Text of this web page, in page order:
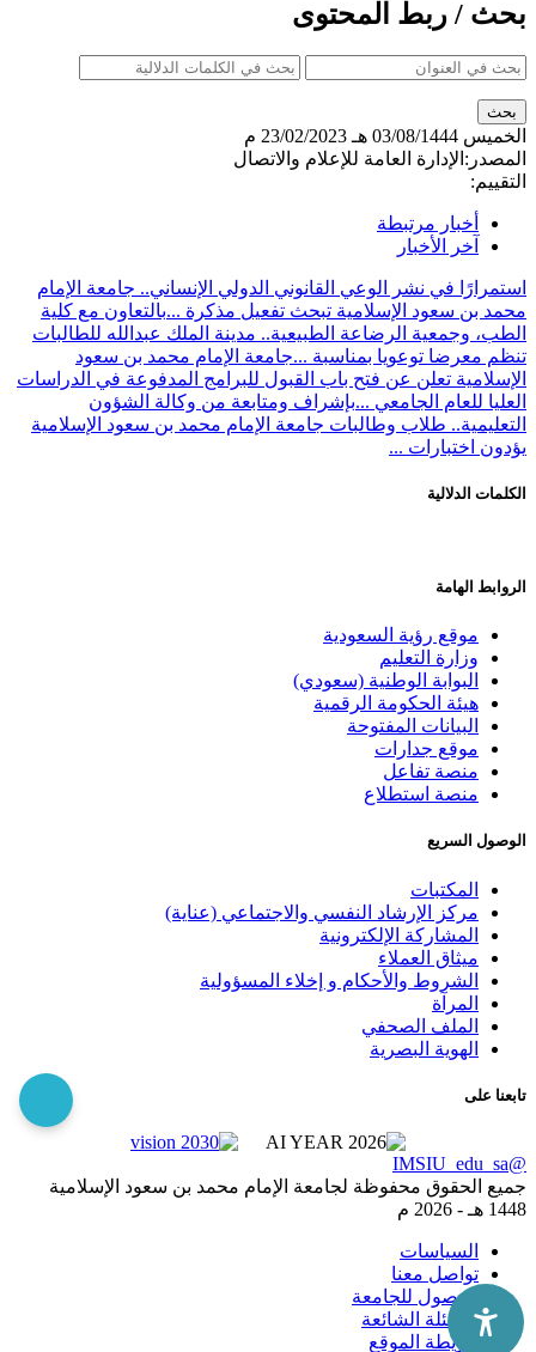
بحث / ربط المحتوى
الخميس 03/08/1444 هـ
23/02/2023 م
المصدر: الإدارة العامة للإعلام والاتصال
التقييم:
أخبار مرتبطة
آخر الأخبار
استمرارًا في نشر الوعي القانوني الدولي الإنساني.. جامعة الإمام
محمد بن سعود الإسلامية تبحث تفعيل مذكرة ...بالتعاون مع كلية
الطب، وجمعية الرضاعة الطبيعية.. مدينة الملك عبدالله للطالبات
تنظم معرضا توعويا بمناسبة ...جامعة الإمام محمد بن سعود
الإسلامية تعلن عن فتح باب القبول للبرامج المدفوعة في الدراسات
العليا للعام الجامعي ...بإشراف ومتابعة من وكالة الشؤون
التعليمية.. طلاب وطالبات جامعة الإمام محمد بن سعود الإسلامية
يؤدون اختبارات ...
الكلمات الدلالية
الروابط الهامة
موقع رؤية السعودية
وزارة التعليم
البوابة الوطنية (سعودي)
هيئة الحكومة الرقمية
البيانات المفتوحة
موقع جدارات
منصة تفاعل
منصة استطلاع
الوصول السريع
المكتبات
مركز الإرشاد النفسي والاجتماعي (عناية)
المشاركة الإلكترونية
ميثاق العملاء
الشروط والأحكام و إخلاء المسؤولية
المرآة
الملف الصحفي
الهوية البصرية
تابعنا على
@IMSIU_edu_sa
جميع الحقوق محفوظة لجامعة الإمام محمد بن سعود الإسلامية
1448 هـ -
2026 م
السياسات
تواصل معنا
الوصول للجامعة
الاسئلة الشائعة
خريطة الموقع